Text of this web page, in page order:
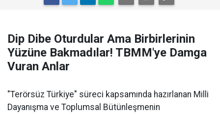
Dip Dibe Oturdular Ama Birbirlerinin
Yüzüne Bakmadılar! TBMM'ye Damga
Vuran Anlar
"Terörsüz Türkiye" süreci kapsamında hazırlanan Milli
Dayanışma ve Toplumsal Bütünleşmenin